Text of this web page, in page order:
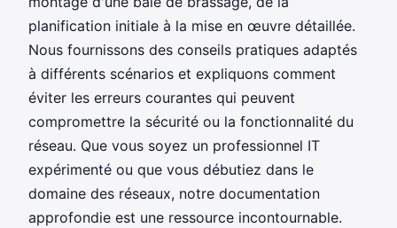
planification initiale à la mise en œuvre détaillée.
Nous fournissons des conseils pratiques adaptés
à différents scénarios et expliquons comment
éviter les erreurs courantes qui peuvent
compromettre la sécurité ou la fonctionnalité du
réseau. Que vous soyez un professionnel IT
expérimenté ou que vous débutiez dans le
domaine des réseaux, notre documentation
approfondie est une ressource incontournable.